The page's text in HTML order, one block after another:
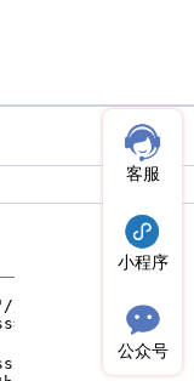
客服
小程序
公众号